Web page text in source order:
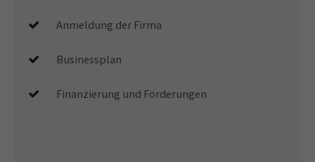
Anmeldung der Firma
Businessplan
Finanzierung und Förderungen